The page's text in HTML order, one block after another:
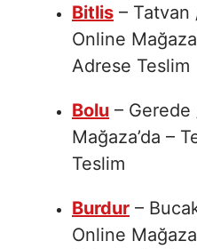
Bitlis – Tatvan
Online
Adrese Teslim
Bolu – Gerede
Mağaza’da –
Teslim
Burdur –
Online